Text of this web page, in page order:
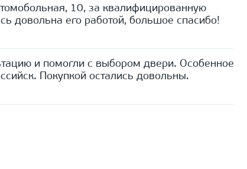
10, за квалифицированную
довольна его работой, большое спасибо!
и помогли с выбором двери. Особенное
Покупкой остались довольны.